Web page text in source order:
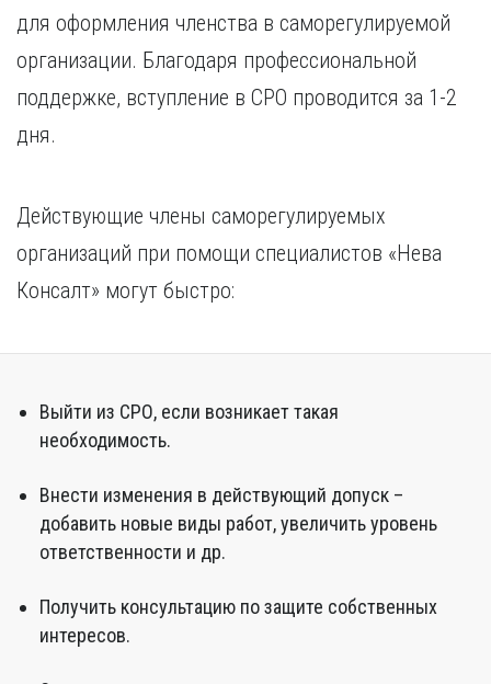
для оформления членства в саморегулируемой
организации. Благодаря профессиональной
поддержке, вступление в СРО проводится за 1-2
дня.
Действующие члены саморегулируемых
организаций при помощи специалистов «Нева
Консалт» могут быстро:
Выйти из СРО, если возникает такая
необходимость.
Внести изменения в действующий допуск –
добавить новые виды работ, увеличить уровень
ответственности и др.
Получить консультацию по защите собственных
интересов.